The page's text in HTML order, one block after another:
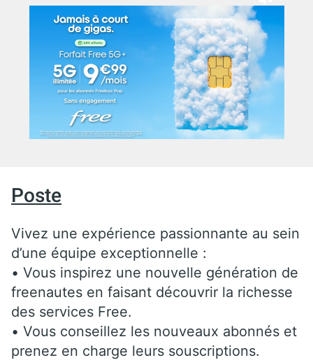
Poste
Vivez une expérience passionnante au sein
d’une équipe exceptionnelle :
• Vous inspirez une nouvelle génération de
freenautes en faisant découvrir la richesse
des services Free.
• Vous conseillez les nouveaux abonnés et
prenez en charge leurs souscriptions.